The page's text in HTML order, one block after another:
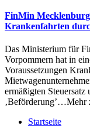
FinMin
Krankenfahrten
Das Ministerium für
Vorpommern hat in
Voraussetzungen
ermäßigten
‚Beförderung’…Mehr
Startseite